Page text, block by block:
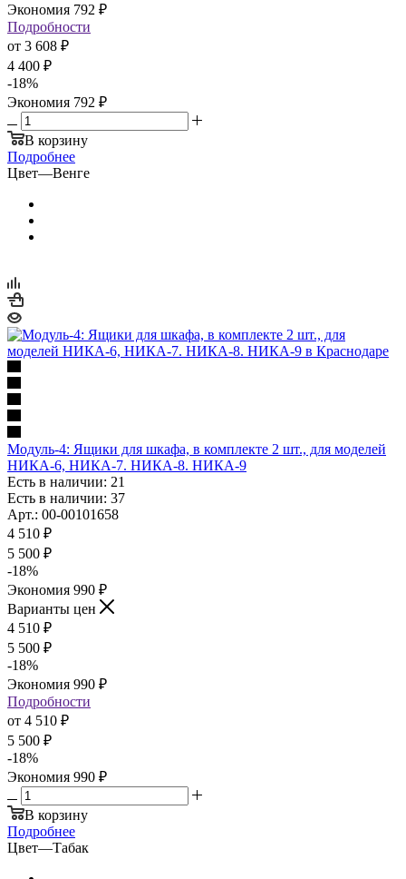
Экономия 792 ₽
Подробности
от 3 608 ₽
4 400 ₽
-18%
Экономия 792 ₽
В корзину
Подробнее
Цвет—Венге
Модуль-4: Ящики для шкафа, в комплекте 2 шт., для моделей
НИКА-6, НИКА-7. НИКА-8. НИКА-9
Есть в наличии: 21
Есть в наличии: 37
Арт.: 00-00101658
4 510 ₽
5 500 ₽
-18%
Экономия 990 ₽
Варианты цен
4 510 ₽
5 500 ₽
-18%
Экономия 990 ₽
Подробности
от 4 510 ₽
5 500 ₽
-18%
Экономия 990 ₽
В корзину
Подробнее
Цвет—Табак